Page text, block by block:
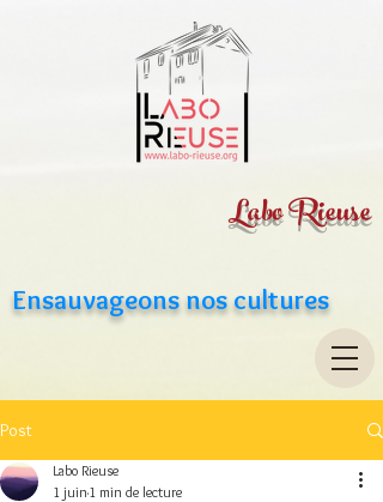
Labo Rieuse
Ensauvageons nos cultures
Post
Labo Rieuse
1 juin 1 min de lecture